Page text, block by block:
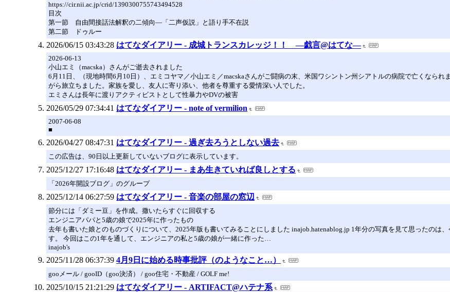
https://cir.nii.ac.jp/crid/1390300755743494528
目次
第一節 自由間接話法解釈の二傾向―「二声仮説」と語り手不在説
第二節 ドゥルー
2026/06/15 03:43:28 はてなダイアリー - 成城トランスカレッジ！！ ―戯言@はてな―
2026-06-13
小山エミ（macska）さんがご逝去されました
6月11日、（現地時間6月10日）、エミコヤマ／小山エミ／macskaさんがご闘病の末、米国ワシントン州シアトルの病院で亡くなら
がら旅立ちました。家族を愛し、友人に寄り添い、他者を尊重する愛情深い人でした。
エミさんは長年に渡りアクティビストとして性暴力やDVの被害
2026/05/29 07:34:41 はてなダイアリー - note of vermilion
2007-06-08
■
2026/04/27 08:47:31 はてなダイアリー - 過ぎ去ろうとしない過去
この広告は、90日以上更新していないブログに表示しています。
2025/12/27 17:16:48 はてなダイアリー - まあ生きていれば良しとする
「2026年開設ブログ」のグループ
2025/12/14 06:27:59 はてなダイアリー - 音楽の部屋の窓辺
節分には「ダミー豆」を作成。撒いたらすぐに回収する
エンジニアパパと5歳の娘で2025年に作ったもの
去年も書いた娘とのものづくりについて、2025年版も書いてみることにしました inajob.hatenablog.jp 1年分の写真を見て思ったのは
す。 今回はこの1年を通して、エンジニアの私と5歳の娘が一緒に作った…
inajob's
2025/11/28 06:37:39 4月9日に始める時事批評（のようなこと…）
gooメール / gooID（goo決済） / goo住宅・不動産 / GOLF me!
2025/10/15 21:21:29 はてなダイアリー - ARTIFACT@ハテナ系